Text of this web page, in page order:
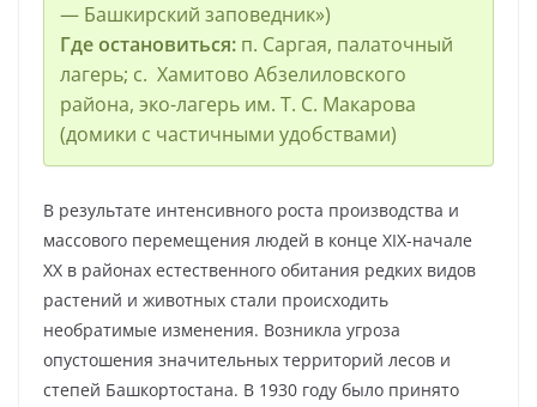
— Башкирский заповедник»)
Где остановиться:п. Саргая, палаточный
лагерь; с. Хамитово Абзелиловского
района, эко-лагерь им. Т. С. Макарова
(домики с частичными удобствами)
В результате интенсивного роста производства и
массового перемещения людей в конце ХIX-начале
XX в районах естественного обитания редких видов
растений и животных стали происходить
необратимые изменения. Возникла угроза
опустошения значительных территорий лесов и
степей Башкортостана. В 1930 году было принято